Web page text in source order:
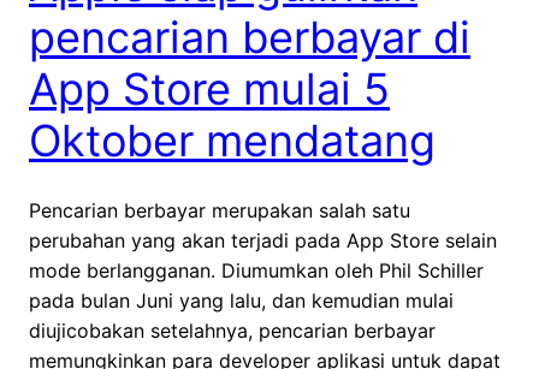
pencarian berbayar di
App Store mulai 5
Oktober mendatang
Pencarian berbayar merupakan salah satu
perubahan yang akan terjadi pada App Store selain
mode berlangganan. Diumumkan oleh Phil Schiller
pada bulan Juni yang lalu, dan kemudian mulai
diujicobakan setelahnya, pencarian berbayar
memungkinkan para developer aplikasi untuk dapat